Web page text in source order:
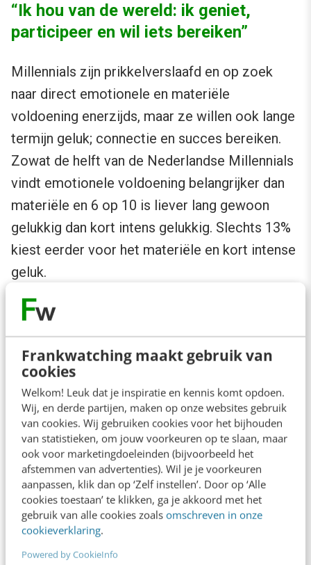
Frankwatching maakt gebruik van
cookies
Welkom! Leuk dat je inspiratie en kennis komt opdoen.
Wij, en derde partijen, maken op onze websites gebruik
van cookies. Wij gebruiken cookies voor het bijhouden
van statistieken, om jouw voorkeuren op te slaan, maar
ook voor marketingdoeleinden (bijvoorbeeld het
afstemmen van advertenties). Wil je je voorkeuren
aanpassen, klik dan op ‘Zelf instellen’. Door op ‘Alle
cookies toestaan’ te klikken, ga je akkoord met het
gebruik van alle cookies zoals omschreven in onze
cookieverklaring.
Powered by CookieInfo
“Ik hou van de wereld: ik geniet,
participeer en wil iets bereiken”
Millennials zijn prikkelverslaafd en op zoek
naar direct emotionele en materiële
voldoening enerzijds, maar ze willen ook lange
termijn geluk; connectie en succes bereiken.
Zowat de helft van de Nederlandse Millennials
vindt emotionele voldoening belangrijker dan
materiële en 6 op 10 is liever lang gewoon
gelukkig dan kort intens gelukkig. Slechts 13%
kiest eerder voor het materiële en kort intense
geluk.
Ook al vindt de helft van Nederlandse jongeren
New York de coolste stad ter wereld en is dat
voor zo’n 1 op 3 Londen, toch voelen ze zich
het meest verbonden met de stad of het dorp
waar ze op dit moment wonen. Op nummer 2
komt de stad of dorp waar ze geboren zijn en
hun geboorteland sluit de top 3 af.
Als Millennials het voor het zeggen hadden,
dan zouden ze de volgende 5 problemen het
eerst aanpakken: